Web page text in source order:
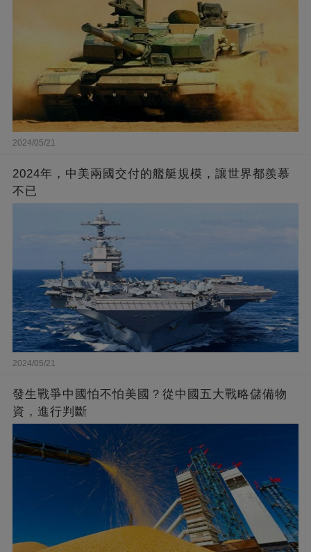
2024/05/21
2024年，中美兩國交付的艦艇規模，讓世界都羨慕
不已
2024/05/21
發生戰爭中國怕不怕美國？從中國五大戰略儲備物
資，進行判斷